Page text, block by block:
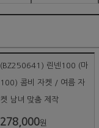
(BZ250641) 린넨100 (마
100) 콤비 자켓 / 여름 자
켓 남녀 맞춤 제작
278,000원